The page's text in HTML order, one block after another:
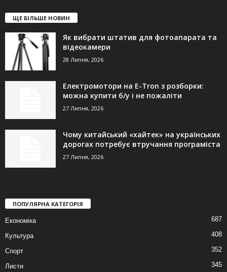
ЩЕ БІЛЬШЕ НОВИН
Як вибрати штатив для фотоапарата та
відеокамери
28 Липня, 2026
Електромотори на E-Tron з розборки:
можна купити б/у і не пожаліти
27 Липня, 2026
Чому китайський «хайтек» на українських
дорогах потребує втручання програміста
27 Липня, 2026
ПОПУЛЯРНА КАТЕГОРІЯ
Економіка 687
Культура 408
Спорт 352
Листи 345